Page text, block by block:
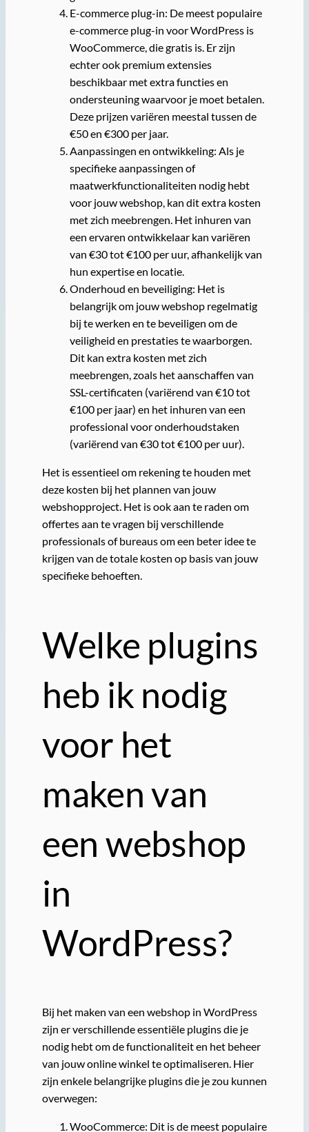
E-commerce plug-in: De meest populaire
e-commerce plug-in voor WordPress is
WooCommerce, die gratis is. Er zijn
echter ook premium extensies
beschikbaar met extra functies en
ondersteuning waarvoor je moet betalen.
Deze prijzen variëren meestal tussen de
€50 en €300 per jaar.
Aanpassingen en ontwikkeling: Als je
specifieke aanpassingen of
maatwerkfunctionaliteiten nodig hebt
voor jouw webshop, kan dit extra kosten
met zich meebrengen. Het inhuren van
een ervaren ontwikkelaar kan variëren
van €30 tot €100 per uur, afhankelijk van
hun expertise en locatie.
Onderhoud en beveiliging: Het is
belangrijk om jouw webshop regelmatig
bij te werken en te beveiligen om de
veiligheid en prestaties te waarborgen.
Dit kan extra kosten met zich
meebrengen, zoals het aanschaffen van
SSL-certificaten (variërend van €10 tot
€100 per jaar) en het inhuren van een
professional voor onderhoudstaken
(variërend van €30 tot €100 per uur).
Het is essentieel om rekening te houden met
deze kosten bij het plannen van jouw
webshopproject. Het is ook aan te raden om
offertes aan te vragen bij verschillende
professionals of bureaus om een beter idee te
krijgen van de totale kosten op basis van jouw
specifieke behoeften.
Welke plugins
heb ik nodig
voor het
maken van
een webshop
in
WordPress?
Bij het maken van een webshop in WordPress
zijn er verschillende essentiële plugins die je
nodig hebt om de functionaliteit en het beheer
van jouw online winkel te optimaliseren. Hier
zijn enkele belangrijke plugins die je zou kunnen
overwegen:
WooCommerce: Dit is de meest populaire